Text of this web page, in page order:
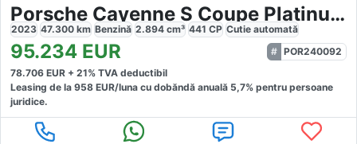
Porsche Cayenne S Coupe Platinum Edition Sport Chrono
2023 47.300 km Benzină 2.894 cm³ 441 CP Cutie automată
95.234 EUR
POR240092
78.706 EUR + 21% TVA deductibil
Leasing de la 958 EUR/luna cu dobăndă anuală 5,7% pentru persoane
juridice.